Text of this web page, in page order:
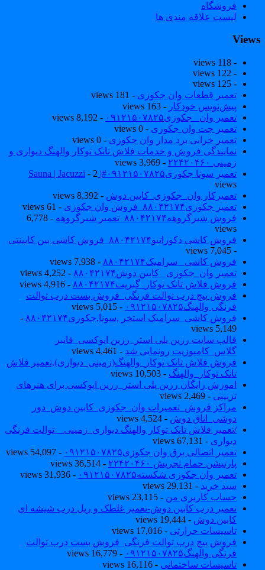
فروشگاه
لیست علاقه مندی ها
- 118 views
- 122 views
- 125 views
تعمیر قطعات وان جکوزی - 181 views
پیش‌نویس خودکار- 163 views
تعمیر وان _جکوزی۰۹۱۲۱۵۰۷۸۲۵
- 8,192 views
تعمیر جت وان جکوزی - 0 views
تعمیر خرابی برد مدار وان جکوزی - 0 views
نمایندگی فروش و خدمات فلاش تانک توکار والهنگ دیواری و
زمینی ۲۲۴۲۰۴۶۰
- 3,969 views
تعمیر سونا جکوزی۰۹۱۲۱۵۰۷۸۲۵#| Sauna | Jacuzzi
- 2
views
تعمیرکار وان_جکوزی_کابین دوش- 8,392 views
تعمیر جکوزی۸۸۰۴۲۱۷۴_فروش وان جکوزی
- 61 views
فروش شیرگروهه۸۸۰۴۲۱۷۴_تعمیر شیرگروهه
- 6,778
views
فروش کاشی دکوراتیو۸۸۰۴۲۱۷۴_فروش کاشی بین کابینتی
فروش کاشی _سرامیک۸۸۰۴۲۱۷۴
- 7,938 views
تعمیر وان_جکوزی_ کابین دوش۸۸۰۴۲۱۷۴
- 4,252 views
فروش فلاش تانک توکار_گبریت۸۸۰۴۲۱۷۴
- 4,916 views
فروش پیچ درب توالت فرنگی_فروش بست درب توالت
فرنگی والهنگ۰۹۱۲۱۵۰۷۸۲۵
- 5,015 views
فروش کاشی_سرامیک استخر ,سونا,جکوزی۸۸۰۴۲۱۷۴
-
5,149 views
قالب سایت رزین پلی استر_رزین اپوکسی_فایبر
گلاس_کامپوزیت رونمایی شد- 4,461 views
فروش فلاش تانک توکار_والهنگ(زمینی_دیواری),تعمیر فلاش
تانک توکار_والهنگ- 10,503 views
اموزش رایگان رزین پلی استر_رزین اپوکسی برای هنرهای
تزیینی- 2,469 views
مراکز فروش_تعمیرات وان_جکوزی_کابین دوش_دور
دوشی_اتاق دوش- 4,524 views
/تعمیر فلاش تانک توکار والهنگ دیواری_زمینی _ توالت فرنگی
دیواری - 67,131 views
تعمیر اتصالی برق وان جکوزی۰۹۱۲۱۵۰۷۸۲۵
- 54,097 views
پارتیشن حمام تجریش ۲۲۴۲۰۴۶۰
- 36,514 views
تعمیر وان جکوزی شکسته۰۹۱۲۱۵۰۷۸۲۵
- 31,936 views
سبد خرید - 29,131 views
حساب کاربری من- 23,115 views
تعمیر درب کابین دوش-تعمیر غلطک و ریل درب شیشه ای
کابین دوش- 19,444 views
تاسیسات حرارتی- 17,016 views
فروش پیچ درب توالت فرنگی_فروش بست درب توالت
فرنگی والهنگ۰۹۱۲۱۵۰۷۸۲۵
- 16,779 views
تاسیسات ساختمانی- 16,116 views